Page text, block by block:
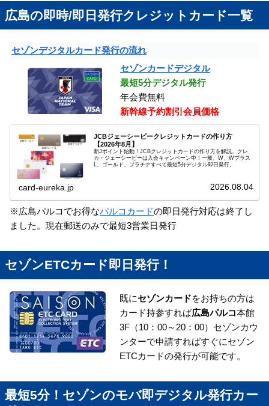
広島の即時/即日発行クレジットカード一覧
セゾンデジタルカード発行の流れ
セゾンカードデジタル
最短5分デジタル発行
年会費無料
新幹線予約割引会員価格
JCBジェーシービークレジットカードの作り方
【2026年8月】
新Jポイント始動！JCBクレジットカードの作り方を解説。クレ
カ・ジェーシービーは入会キャンペーン中！一般、W、Wプラス
L、ゴールド、プラチナすべて最短5分デジタル即日発行。
card-eureka.jp 2026.08.04
※広島パルコでお得なパルコカードの即日発行対応は終了し
ました。現在郵送のみで最短3営業日発行
セゾンETCカード即日発行！
既にセゾンカードをお持ちの方は
カード持参すれば広島パルコ本館
3F（10：00～20：00）セゾンカウ
ンターで申請すればすぐにセゾン
ETCカードの発行が可能です。
最短5分！セゾンのモバ即デジタル発行カー